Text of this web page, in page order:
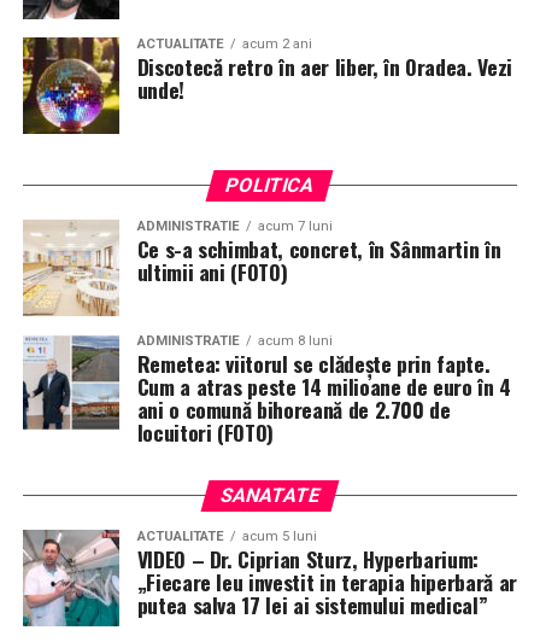
ACTUALITATE acum 2 ani
Discotecă retro în aer liber, în Oradea. Vezi
unde!
POLITICA
ADMINISTRATIE acum 7 luni
Ce s-a schimbat, concret, în Sânmartin în
ultimii ani (FOTO)
ADMINISTRATIE acum 8 luni
Remetea: viitorul se clădește prin fapte.
Cum a atras peste 14 milioane de euro în 4
ani o comună bihoreană de 2.700 de
locuitori (FOTO)
SANATATE
ACTUALITATE acum 5 luni
VIDEO – Dr. Ciprian Sturz, Hyperbarium:
„Fiecare leu investit in terapia hiperbară ar
putea salva 17 lei ai sistemului medical”